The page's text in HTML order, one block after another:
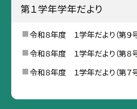
第１学年学年だより
令和８年度 １学年だより（第９号
令和８年度 １学年だより（第８号
令和８年度 １学年だより（第７号